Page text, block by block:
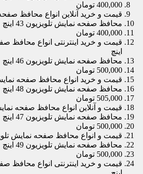
400,000 تومان
قیمت و خرید آنلاین انواع محافظ صفحه
محافظ صفحه نمایش تلویزیون 43 اینچ
400,000 تومان
اینچ
محافظ صفحه نمایش تلویزیون 46 اینچ
500,000 تومان
قیمت و خرید انواع محافظ صفحه نمایش
محافظ صفحه نمایش تلویزیون 48 اینچ
505,000 تومان
قیمت و آنلاین انواع محافظ صفحه نمایش
محافظ صفحه نمایش تلویزیون 47 اینچ
500,000 تومان
قیمت و انواع محافظ صفحه نمایش تلویزیون
محافظ صفحه نمایش تلویزیون 49 اینچ
500,000 تومان